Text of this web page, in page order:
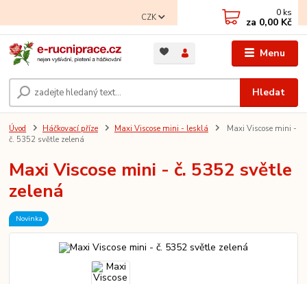
Menu
CZK
Hledat
0 ks
za 0,00 Kč
Úvod Háčkovací příze Maxi Viscose mini - lesklá
Maxi Viscose mini -
č. 5352 světle zelená
Maxi Viscose mini - č. 5352 světle
zelená
Novinka